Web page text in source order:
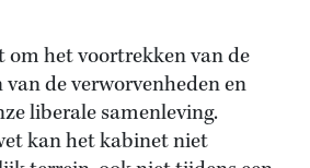
het voortrekken van de
de verworvenheden en
liberale samenleving.
kan het kabinet niet